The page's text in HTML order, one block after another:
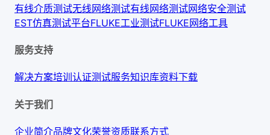
有线介质测试无线网络测试有线网络测试网络安全测试
EST仿真测试平台FLUKE工业测试FLUKE网络工具
服务支持
解决方案培训认证测试服务知识库资料下载
关于我们
企业简介品牌文化荣誉资质联系方式